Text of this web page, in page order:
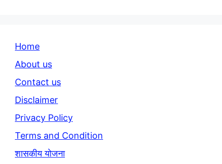
Home
About us
Contact us
Disclaimer
Privacy Policy
Terms and Condition
शासकीय योजना